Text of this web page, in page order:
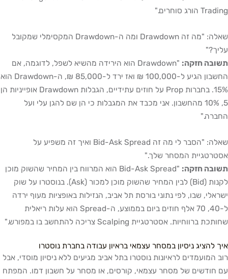
Trading הורג סוחרים."
שאלה: "מה זה Drawdown ומה ה-Drawdown המקסימלי שמקובל
עליך?"
תשובה חזקה:
"Drawdown הוא הירידה מהשיא לשפל, לדוגמה, אם
החשבון הגיע ל-100,000 ₪ ואז ירד ל-85,000 ₪, ה-Drawdown הוא
15%. בחברות Prop על חוזים עתידיים, הגבלות Drawdown אופייניות הן
5, 10% מהחשבון. אני מכבד את המגבלות כי הן שם להגן עלי ועל
החברה."
שאלה: "הסבר לי מה זה Bid-Ask Spread ואיך זה משפיע על
אסטרטגיית המסחר שלך."
תשובה חזקה:
"Bid-Ask Spread הוא המרווח בין המחיר שהשוק מוכן
לקנות (Bid) לבין המחיר שהשוק מוכן למכור (Ask). בנוסטרו על שוק
ישראלי, שבו, לפי נתוני בורסת תל אביב, הנזילות באופציות מעוף ירדה
ל-40, 70 אלף חוזים ביום בממוצע, ה-Spread הוא עלות ריאלית
שחותכת ברווחיות. אסטרטגיית Scalping צריכה להתחשב בו במפורש."
איך להציג ניסיון במסחר עצמאי בראיון עבודה בחברת נוסטרו
רוב המועמדים לראיונות נוסטרו בתל אביב מגיעים ללא ניסיון מוסדי, אבל
עם חודשים של מסחר עצמאי, קורסים, או מסחר על חשבון דמו. המפתח